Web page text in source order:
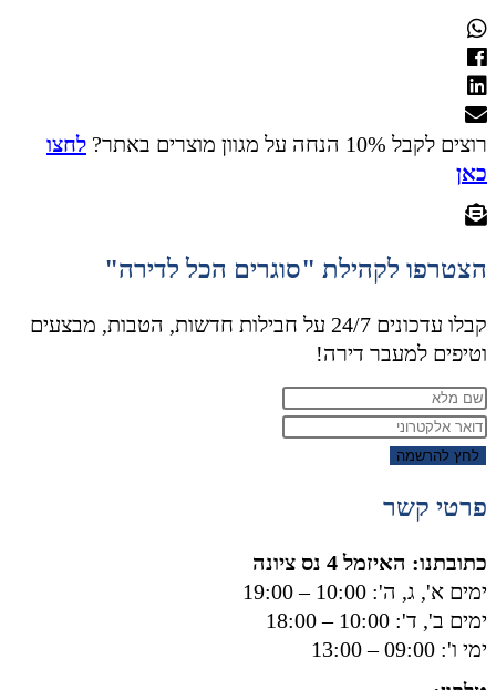
רוצים לקבל 10% הנחה על מגוון מוצרים באתר?
לחצו
כאן
הצטרפו לקהילת "סוגרים הכל לדירה"
קבלו עדכונים 24/7 על חבילות חדשות, הטבות, מבצעים
וטיפים למעבר דירה!
לחץ להרשמה
פרטי קשר
כתובתנו: האיזמל 4 נס ציונה
ימים א', ג, ה': 10:00 – 19:00
ימים ב', ד': 10:00 – 18:00
ימי ו': 09:00 – 13:00